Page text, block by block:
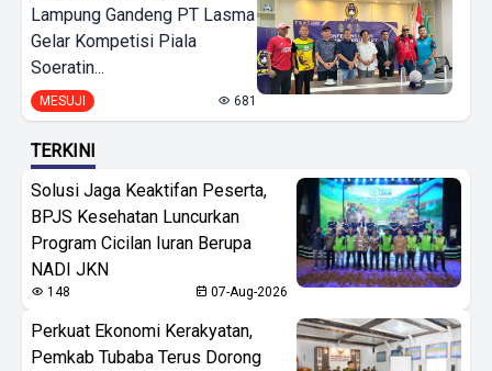
Lampung Gandeng PT Lasma
Gelar Kompetisi Piala
Soeratin...
MESUJI 681
TERKINI
Solusi Jaga Keaktifan Peserta,
BPJS Kesehatan Luncurkan
Program Cicilan Iuran Berupa
NADI JKN
148 07-Aug-2026
Perkuat Ekonomi Kerakyatan,
Pemkab Tubaba Terus Dorong